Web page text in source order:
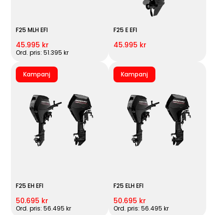
F25 MLH EFI
45.995 kr
Ord. pris: 51.395 kr
F25 E EFI
45.995 kr
Kampanj
F25 EH EFI
50.695 kr
Ord. pris: 56.495 kr
Kampanj
F25 ELH EFI
50.695 kr
Ord. pris: 56.495 kr